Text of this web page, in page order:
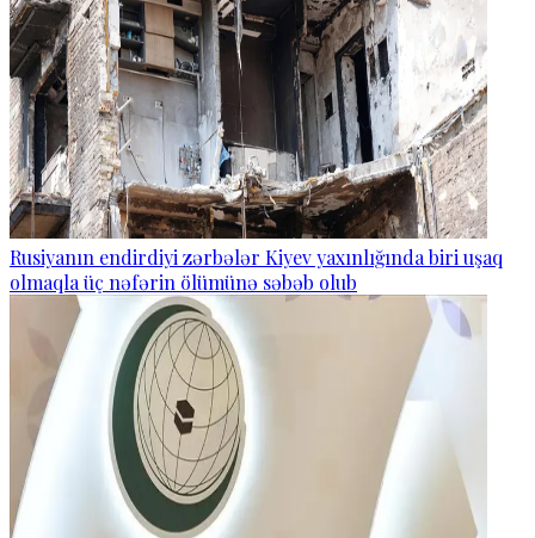
Rusiyanın endirdiyi zərbələr Kiyev yaxınlığında biri uşaq
olmaqla üç nəfərin ölümünə səbəb olub